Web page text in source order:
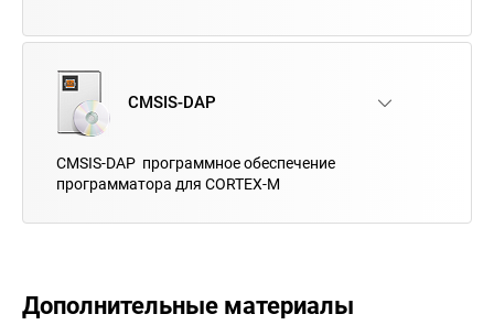
CMSIS-DAP
CMSIS-DAP программное обеспечение
программатора для CORTEX-M
Дополнительные материалы